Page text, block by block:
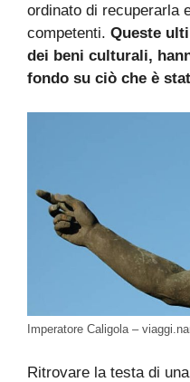
ordinato di recuperarla
competenti. Queste
dei beni culturali,
fondo su ciò che è
Imperatore Caligola –
Ritrovare la testa di